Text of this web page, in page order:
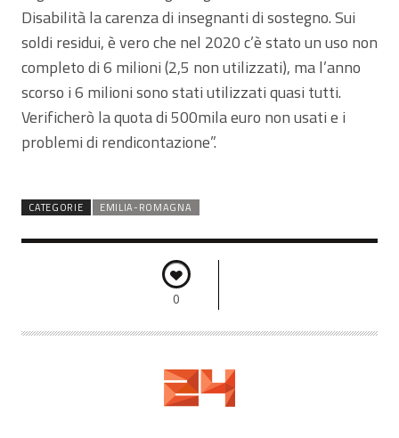
Disabilità la carenza di insegnanti di sostegno. Sui
soldi residui, è vero che nel 2020 c’è stato un uso non
completo di 6 milioni (2,5 non utilizzati), ma l’anno
scorso i 6 milioni sono stati utilizzati quasi tutti.
Verificherò la quota di 500mila euro non usati e i
problemi di rendicontazione”.
CATEGORIE EMILIA-ROMAGNA
0